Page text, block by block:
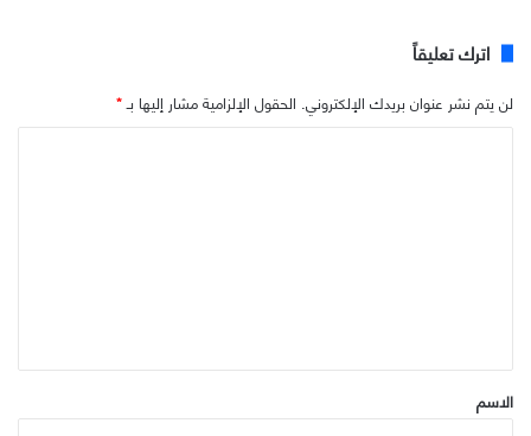
اترك تعليقاً
لن يتم نشر عنوان بريدك الإلكتروني. الحقول الإلزامية مشار إليها بـ*
*
الاسم